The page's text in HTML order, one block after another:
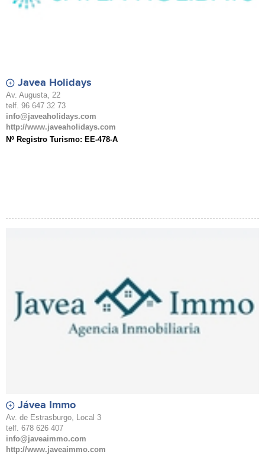
Javea Holidays
Av. Augusta, 22
telf. 96 647 32 73
info@javeaholidays.com
http://www.javeaholidays.com
Nº Registro Turismo: EE-478-A
Jávea Immo
Av. de Estrasburgo, Local 3
telf. 678 626 407
info@javeaimmo.com
http://www.javeaimmo.com